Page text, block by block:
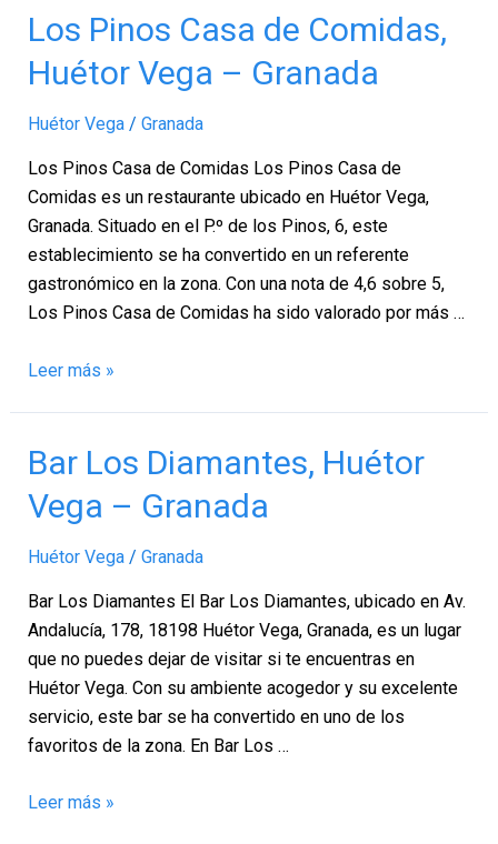
Los Pinos Casa de Comidas,
Huétor Vega – Granada
Huétor Vega/ Granada
Los Pinos Casa de Comidas Los Pinos Casa de
Comidas es un restaurante ubicado en Huétor Vega,
Granada. Situado en el P.º de los Pinos, 6, este
establecimiento se ha convertido en un referente
gastronómico en la zona. Con una nota de 4,6 sobre 5,
Los Pinos Casa de Comidas ha sido valorado por más …
Los
Pinos
Casa
Comidas,
Huétor
Vega
–
Granada
Leer más »
Bar Los Diamantes, Huétor
Vega – Granada
Huétor Vega/ Granada
Bar Los Diamantes El Bar Los Diamantes, ubicado en Av.
Andalucía, 178, 18198 Huétor Vega, Granada, es un lugar
que no puedes dejar de visitar si te encuentras en
Huétor Vega. Con su ambiente acogedor y su excelente
servicio, este bar se ha convertido en uno de los
favoritos de la zona. En Bar Los …
Bar
Los
Diamantes,
Vega
–
Granada
Leer más »